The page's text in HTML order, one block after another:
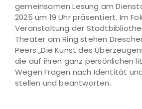
gemeinsamen Lesung am
2025 um 19 Uhr präsentiert. Im
Veranstaltung der
Theater am Ring stehen
Peers „Die Kunst des
die auf ihren ganz persönlichen
Wegen Fragen nach Identität
stellen und beantworten.